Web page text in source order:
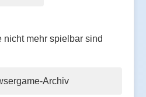
mehr spielbar sind
Archiv